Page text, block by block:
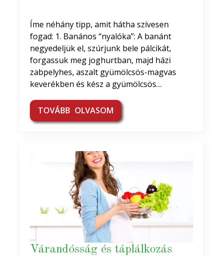
Íme néhány tipp, amit hátha szívesen
fogad: 1. Banános “nyalóka”: A banánt
negyedeljük el, szúrjunk bele pálcikát,
forgassuk meg joghurtban, majd házi
zabpelyhes, aszalt gyümölcsös-magvas
keverékben és kész a gyümölcsös…
TOVÁBB OLVASOM
Várandósság és táplálkozás